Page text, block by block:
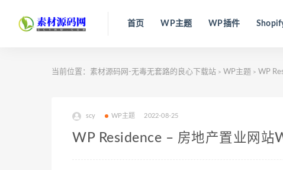
首页 WP主题 WP插件
当前位置： 素材源码网-无毒无套路的良心下载站 > WP主题 > WP
scy WP主题 2022-08-25
WP Residence – 房地产置业网站